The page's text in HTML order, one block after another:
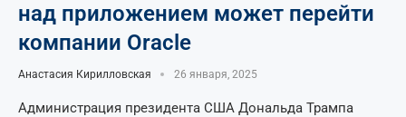
над приложением может перейти
компании Oracle
Анастасия Кирилловская 26 января, 2025
Администрация президента США Дональда Трампа